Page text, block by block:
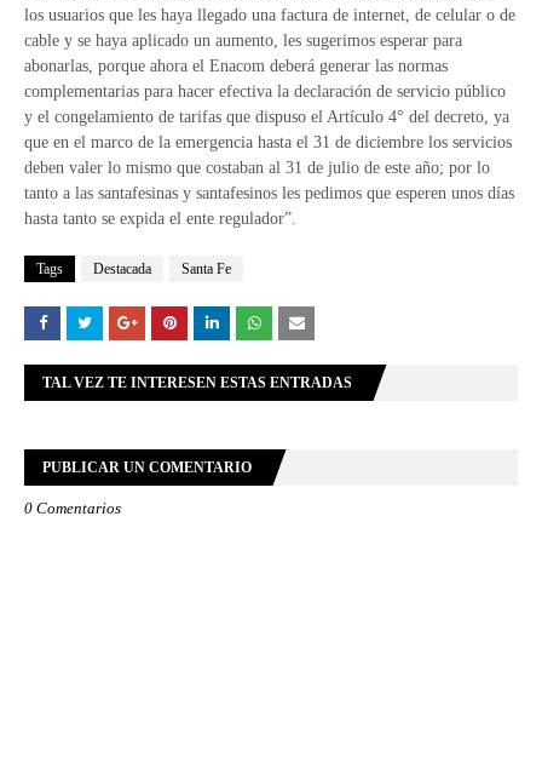
los usuarios que les haya llegado una factura de internet, de celular o de
cable y se haya aplicado un aumento, les sugerimos esperar para
abonarlas, porque ahora el Enacom deberá generar las normas
complementarias para hacer efectiva la declaración de servicio público
y el congelamiento de tarifas que dispuso el Artículo 4° del decreto, ya
que en el marco de la emergencia hasta el 31 de diciembre los servicios
deben valer lo mismo que costaban al 31 de julio de este año; por lo
tanto a las santafesinas y santafesinos les pedimos que esperen unos días
hasta tanto se expida el ente regulador”.
Tags Destacada Santa Fe
TAL VEZ TE INTERESEN ESTAS ENTRADAS
PUBLICAR UN COMENTARIO
0 Comentarios